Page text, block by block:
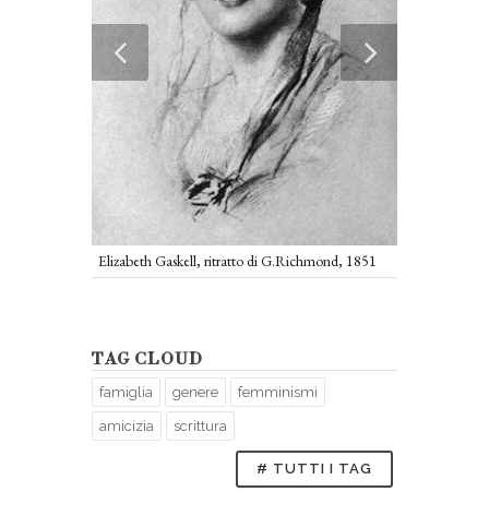
Elizabeth Gaskell, ritratto di G.Richmond, 1851
TAG CLOUD
famiglia genere femminismi
amicizia scrittura
# TUTTI I TAG